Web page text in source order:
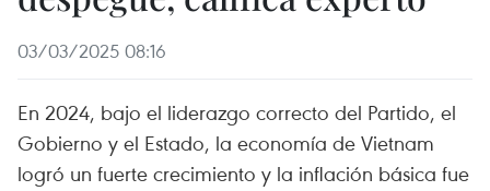
03/03/2025 08:16
En 2024, bajo el liderazgo correcto del Partido, el
Gobierno y el Estado, la economía de Vietnam
logró un fuerte crecimiento y la inflación básica fue